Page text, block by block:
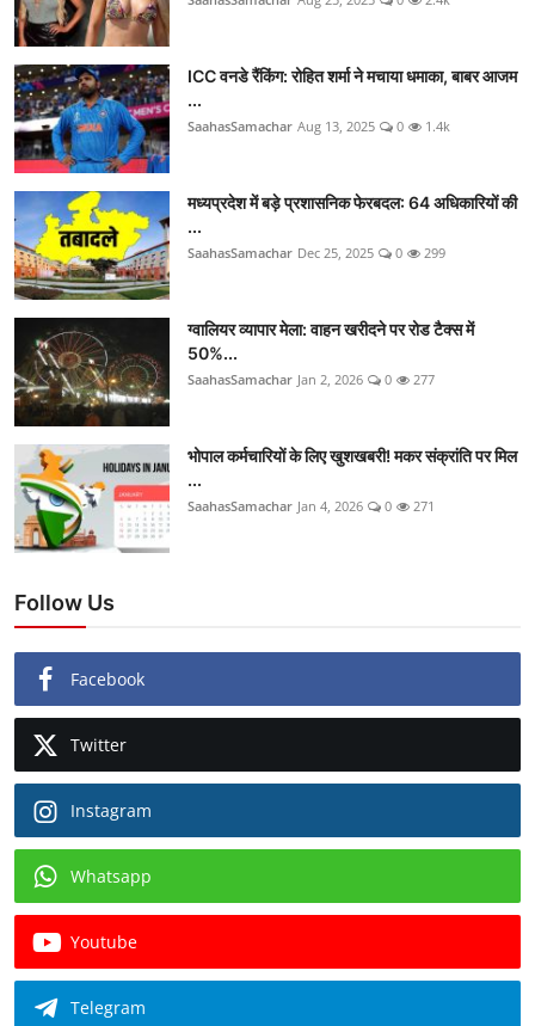
ICC वनडे रैंकिंग: रोहित शर्मा ने मचाया धमाका, बाबर आजम
...
SaahasSamachar Aug 13, 2025 0 1.4k
मध्यप्रदेश में बड़े प्रशासनिक फेरबदल: 64 अधिकारियों की
...
SaahasSamachar Dec 25, 2025 0 299
ग्वालियर व्यापार मेला: वाहन खरीदने पर रोड टैक्स में
50%...
SaahasSamachar Jan 2, 2026 0 277
भोपाल कर्मचारियों के लिए खुशखबरी! मकर संक्रांति पर मिल
...
SaahasSamachar Jan 4, 2026 0 271
Follow Us
Facebook
Twitter
Instagram
Whatsapp
Youtube
Telegram